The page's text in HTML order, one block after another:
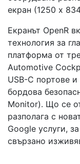
екран (1250 x
Екранът OpenR
технология за
платформа от
Automotive
USB-C портове
бордова
Monitor). Що се
разполага с
Google услуги,
свързано